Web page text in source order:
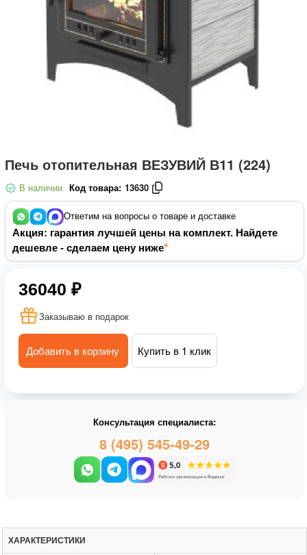
Печь отопительная ВЕЗУВИЙ В11 (224)
В наличии Код товара: 13630
Ответим на вопросы о товаре и доставке
Акция: гарантия лучшей цены на комплект. Найдете
дешевле - сделаем цену ниже
36040 ₽
Заказываю в подарок
Добавить в корзину Купить в 1 клик
Консультация специалиста:
8 (495) 545-49-29
ХАРАКТЕРИСТИКИ